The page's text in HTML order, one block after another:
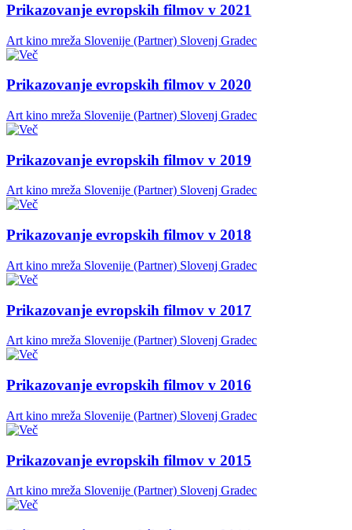
Prikazovanje evropskih filmov v 2021
Art kino mreža Slovenije (Partner) Slovenj Gradec
Prikazovanje evropskih filmov v 2020
Art kino mreža Slovenije (Partner) Slovenj Gradec
Prikazovanje evropskih filmov v 2019
Art kino mreža Slovenije (Partner) Slovenj Gradec
Prikazovanje evropskih filmov v 2018
Art kino mreža Slovenije (Partner) Slovenj Gradec
Prikazovanje evropskih filmov v 2017
Art kino mreža Slovenije (Partner) Slovenj Gradec
Prikazovanje evropskih filmov v 2016
Art kino mreža Slovenije (Partner) Slovenj Gradec
Prikazovanje evropskih filmov v 2015
Art kino mreža Slovenije (Partner) Slovenj Gradec